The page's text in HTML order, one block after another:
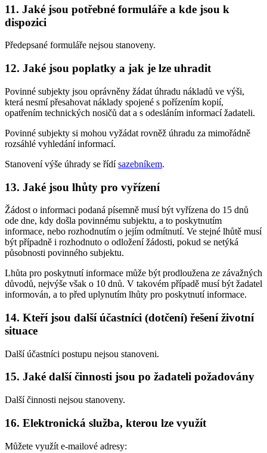
11. Jaké jsou potřebné formuláře a kde jsou k
dispozici
Předepsané formuláře nejsou stanoveny.
12. Jaké jsou poplatky a jak je lze uhradit
Povinné subjekty jsou oprávněny žádat úhradu nákladů ve výši,
která nesmí přesahovat náklady spojené s pořízením kopií,
opatřením technických nosičů dat a s odesláním informací žadateli.
Povinné subjekty si mohou vyžádat rovněž úhradu za mimořádně
rozsáhlé vyhledání informací.
Stanovení výše úhrady se řídísazebníkem.
13. Jaké jsou lhůty pro vyřízení
Žádost o informaci podaná písemně musí být vyřízena do 15 dnů
ode dne, kdy došla povinnému subjektu, a to poskytnutím
informace, nebo rozhodnutím o jejím odmítnutí. Ve stejné lhůtě musí
být případně i rozhodnuto o odložení žádosti, pokud se netýká
působnosti povinného subjektu.
Lhůta pro poskytnutí informace může být prodloužena ze závažných
důvodů, nejvýše však o 10 dnů. V takovém případě musí být žadatel
informován, a to před uplynutím lhůty pro poskytnutí informace.
14. Kteří jsou další účastníci (dotčení) řešení životní
situace
Další účastníci postupu nejsou stanoveni.
15. Jaké další činnosti jsou po žadateli požadovány
Další činnosti nejsou stanoveny.
16. Elektronická služba, kterou lze využít
Můžete využít e-mailové adresy: